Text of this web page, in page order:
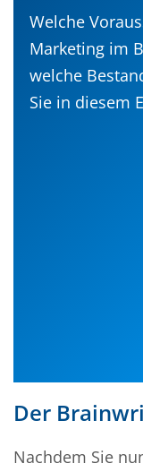
Welche
Marketing im
welche
Sie in diesem
Der
Nachdem Sie